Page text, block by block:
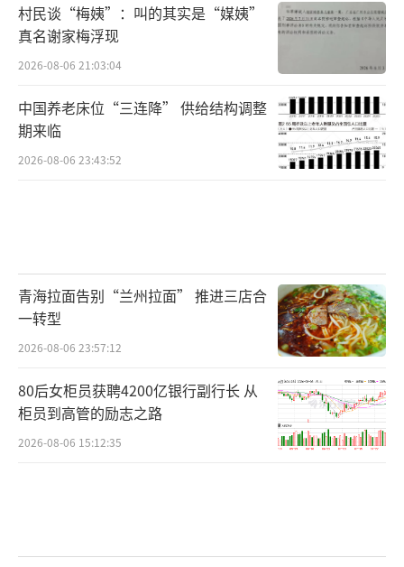
村民谈“梅姨”：叫的其实是“媒姨”
真名谢家梅浮现
2026-08-06 21:03:04
中国养老床位“三连降” 供给结构调整
期来临
2026-08-06 23:43:52
青海拉面告别“兰州拉面” 推进三店合
一转型
2026-08-06 23:57:12
80后女柜员获聘4200亿银行副行长 从
柜员到高管的励志之路
2026-08-06 15:12:35